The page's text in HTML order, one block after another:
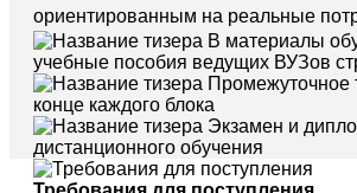
ориентированным на реальные
В материалы
учебные пособия ведущих ВУЗов
Промежуточное
конце каждого блока
Экзамен и
дистанционного обучения